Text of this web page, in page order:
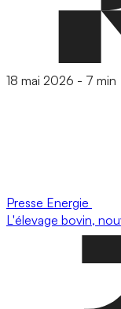
18 mai 2026 - 7 min
Presse Energie
L'élevage bovin,